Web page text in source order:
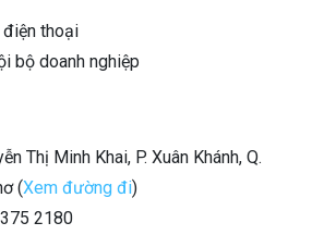
thoại
bộ doanh nghiệp
Thị Minh Khai, P. Xuân Khánh, Q.
(Xem đường đi)
2180